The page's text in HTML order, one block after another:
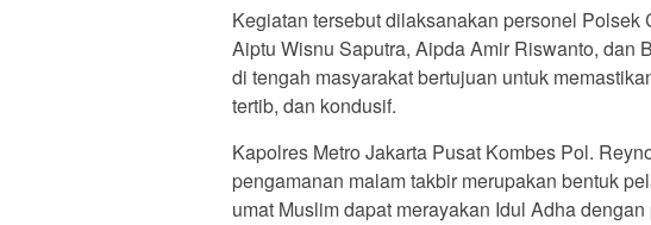
Kegiatan tersebut dilaksanakan personel
Aiptu Wisnu Saputra, Aipda Amir Riswanto, dan
di tengah masyarakat bertujuan untuk
tertib, dan kondusif.
Kapolres Metro Jakarta Pusat Kombes Pol.
pengamanan malam takbir merupakan bentuk
umat Muslim dapat merayakan Idul Adha